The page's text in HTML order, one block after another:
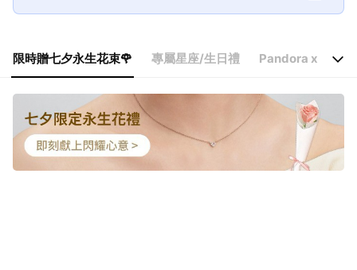
限時贈七夕永生花束🌹 專屬星座/生日禮 Pandora x
限時贈七夕永生花束🌹 專屬星座/生日禮
Pandora x Disney 👑 ESSENCE系列